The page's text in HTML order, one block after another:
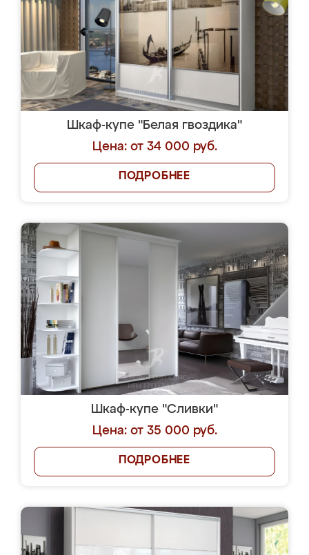
Шкаф-купе "Белая гвоздика"
Цена: от 34 000 руб.
ПОДРОБНЕЕ
Шкаф-купе "Сливки"
Цена: от 35 000 руб.
ПОДРОБНЕЕ